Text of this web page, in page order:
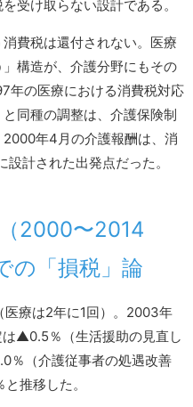
受け取らない設計である。
費税は還付されない。医療
」構造が、介護分野にもその
年の医療における消費税対応
同種の調整は、介護保険制
年4月の介護報酬は、消
計された出発点だった。
2000〜2014
「損税」論
医療は2年に1回）。2003年
▲0.5％（生活援助の見直し
％（介護従事者の処遇改善
推移した。